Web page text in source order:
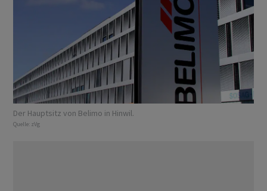
Der Hauptsitz von Belimo in Hinwil.
Quelle: zVg